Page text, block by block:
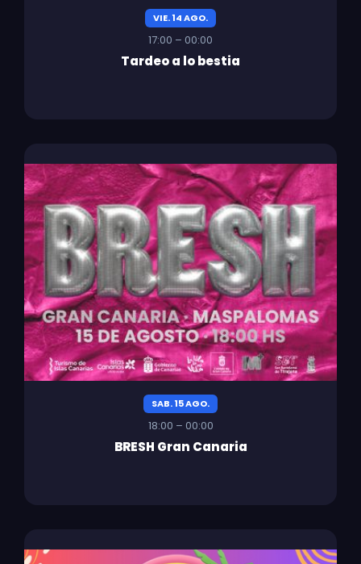
VIE. 14 AGO.
17:00 – 00:00
Tardeo a lo bestia
SAB. 15 AGO.
18:00 – 00:00
BRESH Gran Canaria